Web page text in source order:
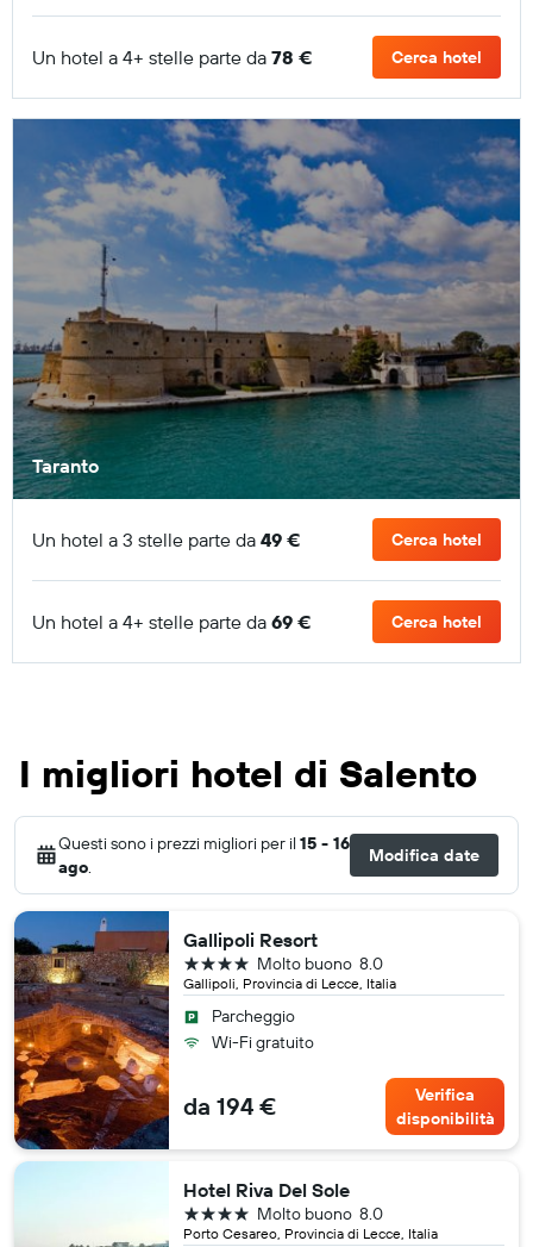
Un hotel a 4+ stelle parte da 78 € Cerca hotel
Taranto
Un hotel a 3 stelle parte da 49 € Cerca hotel
Un hotel a 4+ stelle parte da 69 € Cerca hotel
I migliori hotel di Salento
Questi sono i prezzi migliori per il 15 - 16
ago.
Modifica date
Gallipoli Resort
Gallipoli, Provincia di Lecce, Italia
8.0
Molto buono
4 stelle
Parcheggio
Wi-Fi gratuito
da 194 €
Verifica
disponibilità
Hotel Riva Del Sole
Porto Cesareo, Provincia di Lecce, Italia
8.0
Molto buono
4 stelle